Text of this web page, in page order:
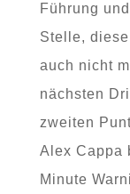
Führung
Stelle,
auch nicht
nächsten
zweiten
Alex Cappa
Minute